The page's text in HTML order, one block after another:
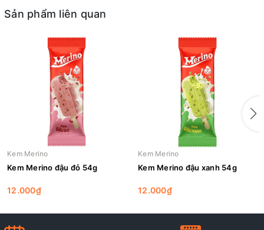
Sản phẩm liên quan
Kem Merino
Kem Merino đậu đỏ 54g
12.000₫
Kem Merino
Kem Merino đậu xanh 54g
12.000₫